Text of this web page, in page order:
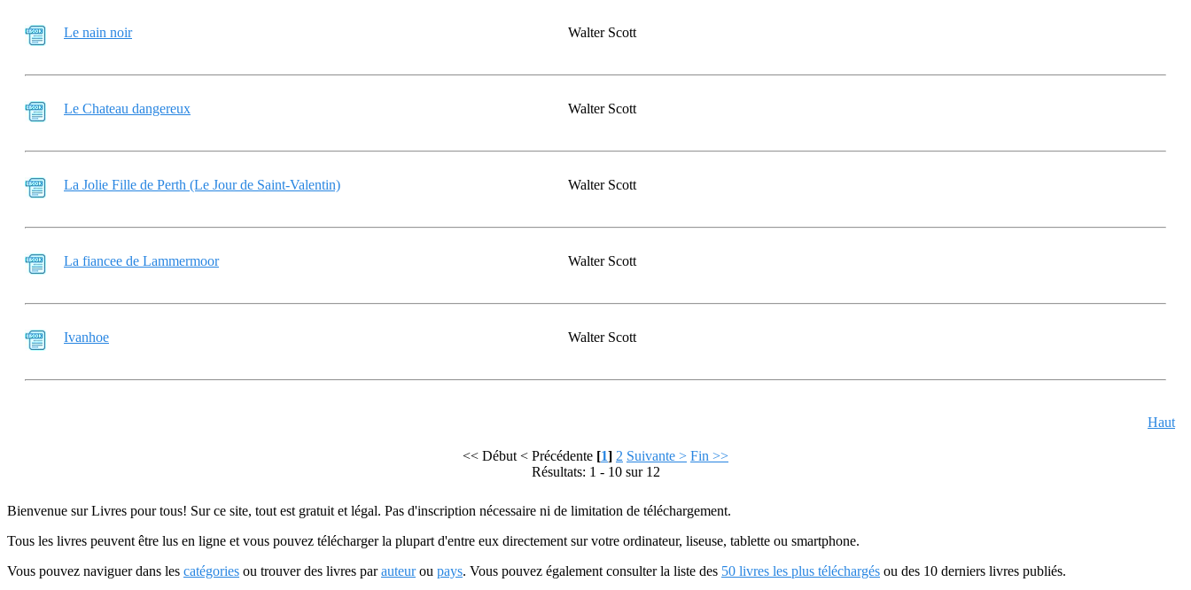
Le nain noir Walter Scott
Le Chateau dangereux Walter Scott
La Jolie Fille de Perth (Le Jour de Saint-Valentin) Walter Scott
La fiancee de Lammermoor Walter Scott
Ivanhoe Walter Scott
Haut
<< Début < Précédente [1] 2 Suivante > Fin >>
Résultats: 1 - 10 sur 12
Bienvenue sur Livres pour tous! Sur ce site, tout est gratuit et légal. Pas d'inscription nécessaire ni de limitation de téléchargement.
Tous les livres peuvent être lus en ligne et vous pouvez télécharger la plupart d'entre eux directement sur votre ordinateur, liseuse, tablette ou smartphone.
Vous pouvez naviguer dans les catégories ou trouver des livres parauteurou pays. Vous pouvez également consulter la liste des 50 livres les plus téléchargés ou des 10 derniers livres publiés.